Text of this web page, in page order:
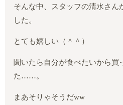
そんな中、スタッフの清水さん
した。
とても嬉しい（＾＾）
聞いたら自分が食べたいから買
た……。
まあそりゃそうだww